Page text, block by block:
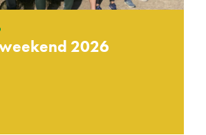
2026